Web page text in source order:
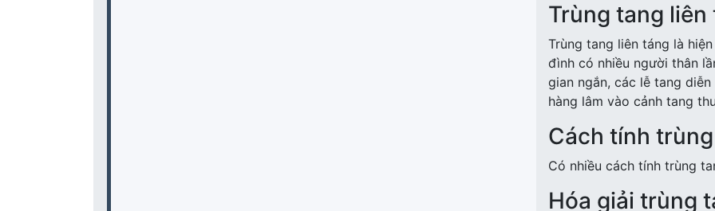
Trùng tang liên
Trùng tang liên táng là
đình có nhiều người thân
gian ngắn, các lễ tang
hàng lâm vào cảnh tang
Cách tính
Có nhiều cách tính trùng
Hóa giải trùng